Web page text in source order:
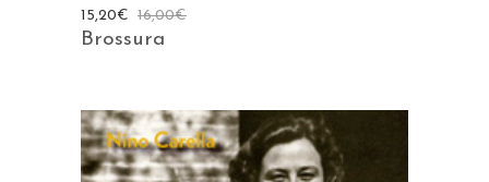
16,00€
15,20€
Brossura